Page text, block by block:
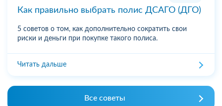
Как правильно выбрать полис ДСАГО (ДГО)
5 советов о том, как дополнительно сократить свои
риски и деньги при покупке такого полиса.
Читать дальше
Все советы